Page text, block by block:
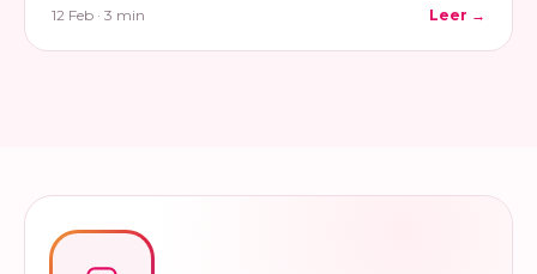
12 Feb · 3 min Leer →